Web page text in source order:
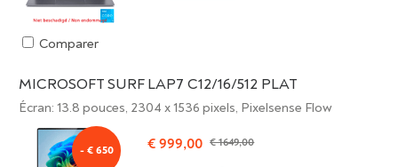
Comparer
MICROSOFT SURF LAP7 C12/16/512 PLAT
Écran: 13.8 pouces, 2304 x 1536 pixels, Pixelsense Flow
- € 650 € 999,00 € 1649,00